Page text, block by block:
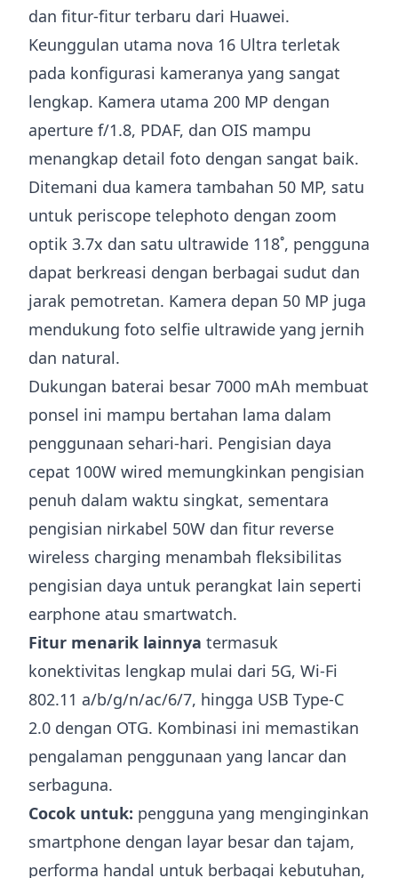
dan fitur-fitur terbaru dari Huawei.
Keunggulan utama nova 16 Ultra terletak
pada konfigurasi kameranya yang sangat
lengkap. Kamera utama 200 MP dengan
aperture f/1.8, PDAF, dan OIS mampu
menangkap detail foto dengan sangat baik.
Ditemani dua kamera tambahan 50 MP, satu
untuk periscope telephoto dengan zoom
optik 3.7x dan satu ultrawide 118˚, pengguna
dapat berkreasi dengan berbagai sudut dan
jarak pemotretan. Kamera depan 50 MP juga
mendukung foto selfie ultrawide yang jernih
dan natural.
Dukungan baterai besar 7000 mAh membuat
ponsel ini mampu bertahan lama dalam
penggunaan sehari-hari. Pengisian daya
cepat 100W wired memungkinkan pengisian
penuh dalam waktu singkat, sementara
pengisian nirkabel 50W dan fitur reverse
wireless charging menambah fleksibilitas
pengisian daya untuk perangkat lain seperti
earphone atau smartwatch.
Fitur menarik lainnya termasuk
konektivitas lengkap mulai dari 5G, Wi-Fi
802.11 a/b/g/n/ac/6/7, hingga USB Type-C
2.0 dengan OTG. Kombinasi ini memastikan
pengalaman penggunaan yang lancar dan
serbaguna.
Cocok untuk: pengguna yang menginginkan
smartphone dengan layar besar dan tajam,
performa handal untuk berbagai kebutuhan,